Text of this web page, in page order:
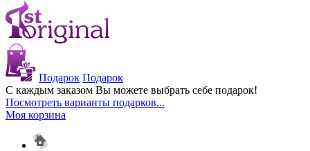
Подарок Подарок
С каждым заказом Вы можете выбрать себе подарок!
Посмотреть варианты подарков...
Моя корзина